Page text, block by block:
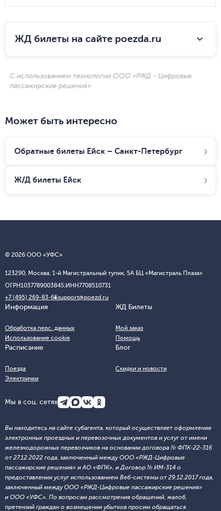
ЖД билеты на сайте poezda.ru
С использованием технологии ООО «РЖД - Цифровые
пассажирские решения»
Может быть интересно
Обратные билеты Ейск – Санкт-Петербург
Ж/Д билеты Ейск
© 2026 ООО «УФС»
123290, Москва, 1-й Магистральный тупик, 5А БЦ «Магистраль Плаза»
ОГРН1037789003845;ИНН7708510731
+7 (495) 269-83-65support@poezd.ru
Информация
Обработка перс. данных
Использование cookie
ЖД Билеты
Мой заказ
Помощь
Расписание
Поезда
Электрички
Блог
Скидки и новости
Мы в соц. сетях
Вы находитесь на сайте субагента, который осуществляет оформление
электронных проездных и перевозочных документов и услуг от имени
железнодорожных перевозчиков на основании договора № ФПК-22-316
от 27.12.2022 года, заключенный между ООО «РЖД-Цифровые
пассажирские решения» и АО «ФПК», и Договор № ИМ-314 о
предоставлении услуг использованием Веб-системы от 29.12.2017 года,
заключенный между ООО «РЖД-Цифровые пассажирские решения»
и ООО «УФС». По вопросам рассмотрения обращений, жалоб,
претензий граждан о возмещении убытков просим обращаться